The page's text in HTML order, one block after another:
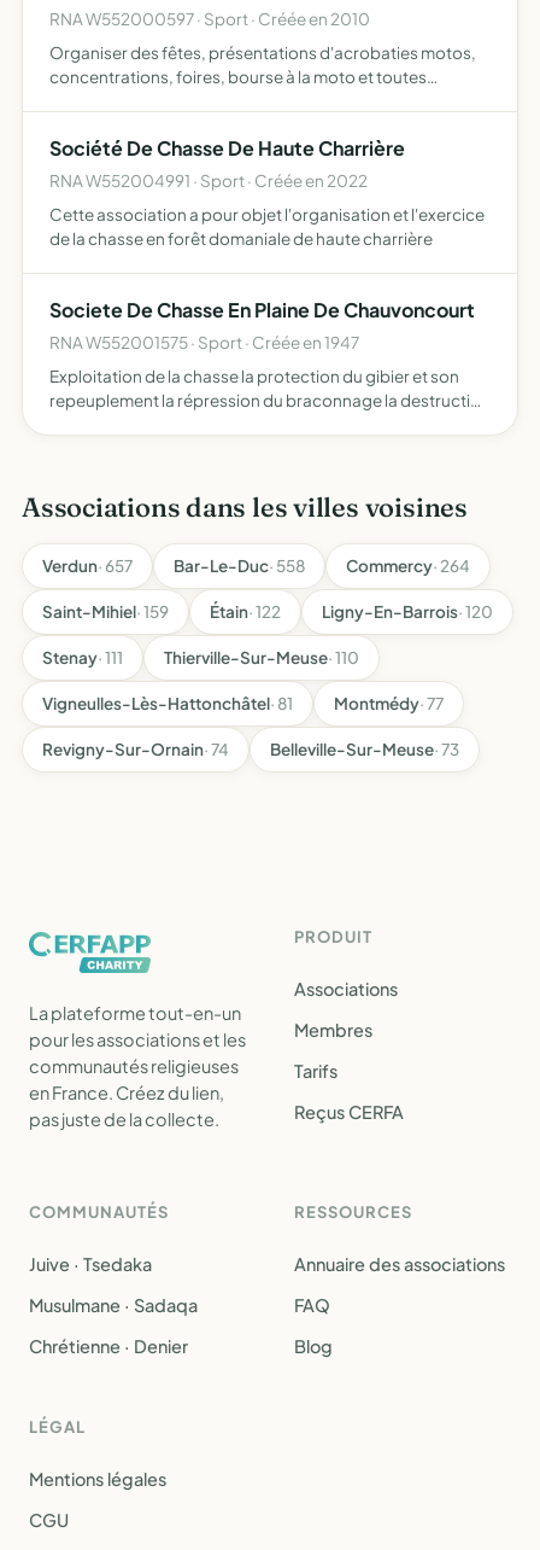
RNA W552000597 · Sport · Créée en 2010
Organiser des fêtes, présentations d'acrobaties motos,
concentrations, foires, bourse à la moto et toutes
…
Société De Chasse De Haute Charrière
RNA W552004991 · Sport · Créée en 2022
Cette association a pour objet l'organisation et l'exercice
de la chasse en forêt domaniale de haute charrière
Societe De Chasse En Plaine De Chauvoncourt
RNA W552001575 · Sport · Créée en 1947
Exploitation de la chasse la protection du gibier et son
repeuplement la répression du braconnage la destruction
Associations dans les villes voisines
Verdun· 657 Bar-Le-Duc· 558 Commercy· 264
Saint-Mihiel· 159 Étain· 122 Ligny-En-Barrois· 120
Stenay· 111 Thierville-Sur-Meuse· 110
Vigneulles-Lès-Hattonchâtel· 81 Montmédy· 77
Revigny-Sur-Ornain· 74 Belleville-Sur-Meuse· 73
La plateforme tout-en-un
pour les associations et les
communautés religieuses
en France. Créez du lien,
pas juste de la collecte.
PRODUIT
Associations
Membres
Tarifs
Reçus CERFA
COMMUNAUTÉS
Juive · Tsedaka
Musulmane · Sadaqa
Chrétienne · Denier
RESSOURCES
Annuaire des associations
FAQ
Blog
LÉGAL
Mentions légales
CGU